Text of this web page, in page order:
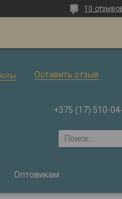
10
Оставить отзыв
+375 (17) 510-
Оптовикам